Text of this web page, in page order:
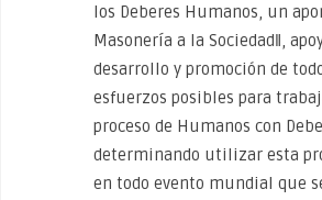
los Deberes Humanos, un
Masonería a la Sociedad‖,
desarrollo y promoción de
esfuerzos posibles para
proceso de Humanos con
determinando utilizar esta
en todo evento mundial que